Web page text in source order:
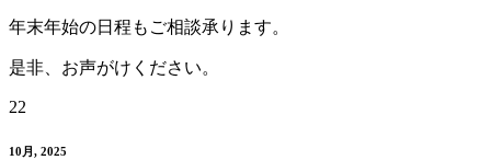
年末年始の日程もご相談承ります。
是非、お声がけください。
22
10月, 2025